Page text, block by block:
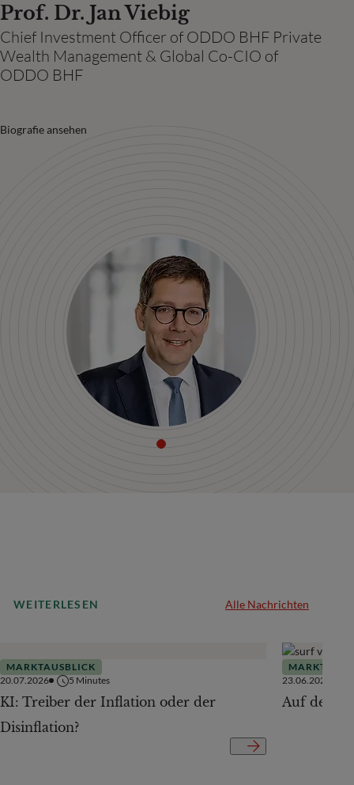
Prof. Dr. Jan Viebig
Chief Investment Officer of ODDO BHF Private
Wealth Management & Global Co-CIO of
ODDO BHF
Biografie ansehen
WEITERLESEN Alle Nachrichten
MARKTAUSBLICK
20.07.2026
5 Minutes
KI: Treiber der Inflation oder der
Disinflation?
23.06.2026
Auf der